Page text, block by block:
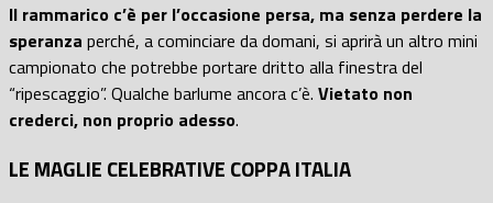
Il rammarico c’è per l’occasione persa, ma senza perdere la
speranza perché, a cominciare da domani, si aprirà un altro mini
campionato che potrebbe portare dritto alla finestra del
“ripescaggio”. Qualche barlume ancora c’è. Vietato non
crederci, non proprio adesso.
LE MAGLIE CELEBRATIVE COPPA ITALIA